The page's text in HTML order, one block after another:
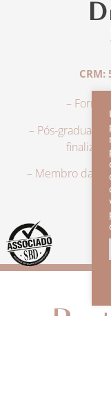
CRM:
–
– Pós-
– Membro da